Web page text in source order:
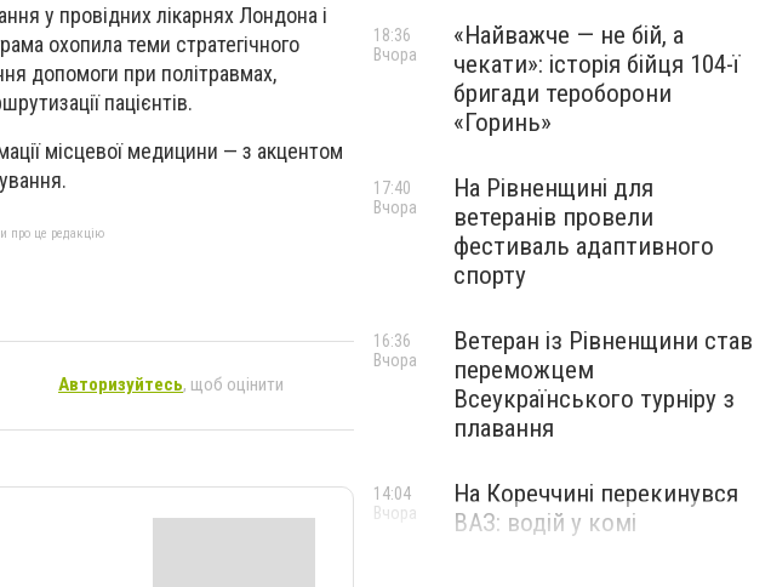
у провідних лікарнях Лондона і
охопила теми стратегічного
допомоги при політравмах,
пацієнтів.
місцевої медицини — з акцентом
про це редакцію
Авторизуйтесь, щоб оцінити
«Найважче — не бій, а
чекати»: історія бійця 104-ї
бригади тероборони
«Горинь»
18:36
Вчора
На Рівненщині для
ветеранів провели
фестиваль адаптивного
спорту
17:40
Вчора
Ветеран із Рівненщини став
переможцем
Всеукраїнського турніру з
плавання
16:36
Вчора
На Кореччині перекинувся
ВАЗ: водій у комі
14:04
Вчора